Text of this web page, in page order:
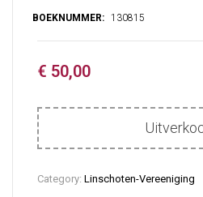
€ 50,00
Category: Linschoten-Vereeniging